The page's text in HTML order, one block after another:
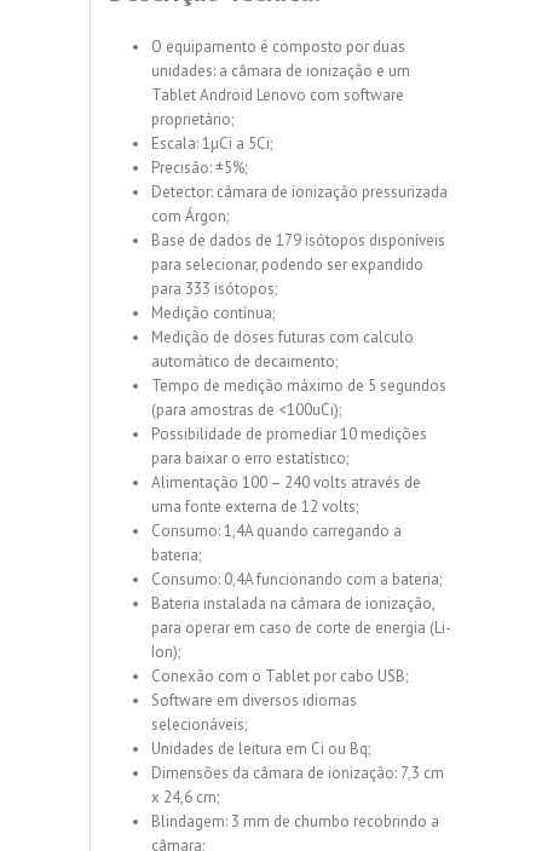
O equipamento é composto por duas
unidades: a câmara de ionização e um
Tablet Android Lenovo com software
proprietário;
Escala: 1µCi a 5Ci;
Precisão: ±5%;
Detector: câmara de ionização pressurizada
com Árgon;
Base de dados de 179 isótopos disponíveis
para selecionar, podendo ser expandido
para 333 isótopos;
Medição contínua;
Medição de doses futuras com calculo
automático de decaimento;
Tempo de medição máximo de 5 segundos
(para amostras de <100uCi);
Possibilidade de promediar 10 medições
para baixar o erro estatístico;
Alimentação 100 – 240 volts através de
uma fonte externa de 12 volts;
Consumo: 1,4A quando carregando a
bateria;
Consumo: 0,4A funcionando com a bateria;
Bateria instalada na câmara de ionização,
para operar em caso de corte de energia (Li-
Ion);
Conexão com o Tablet por cabo USB;
Software em diversos idiomas
selecionáveis;
Unidades de leitura em Ci ou Bq;
Dimensões da câmara de ionização: 7,3 cm
x 24,6 cm;
Blindagem: 3 mm de chumbo recobrindo a
câmara;